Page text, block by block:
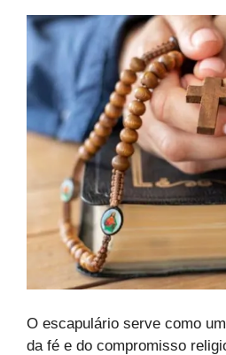
O escapulário serve como
da fé e do compromisso